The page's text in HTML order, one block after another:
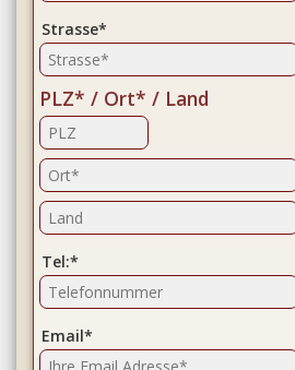
Strasse*
PLZ* / Ort* / Land
Tel:*
Email*